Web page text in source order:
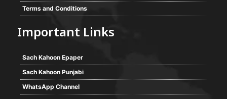
Terms and Conditions
Important Links
Sach Kahoon Epaper
Sach Kahoon Punjabi
WhatsApp Channel